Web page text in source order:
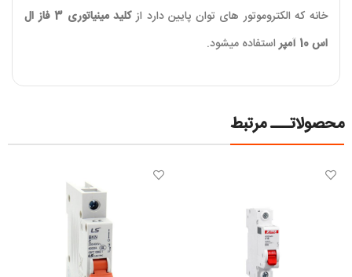
خانه که الکتروموتور های توان پایین دارد از
کلید مینیاتوری 3 فاز ال
اس 10 آمپر
استفاده میشود.
محصولاتـــ مرتبط